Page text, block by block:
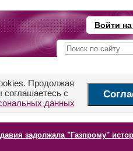
Войти
Продолжая
соглашаетесь с
данных
задолжала "Газпрому"